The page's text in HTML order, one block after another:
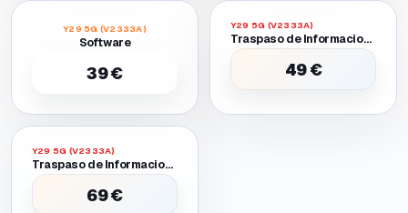
Y29 5G (V2333A)
Software
39 €
Y29 5G (V2333A)
Traspaso de Informacion Entre Dos Moviles Funcionales
49 €
Y29 5G (V2333A)
Traspaso de Informacion Entre Dos Moviles Uno Requiere Batería O Pantalla Provisional para Encender
69 €